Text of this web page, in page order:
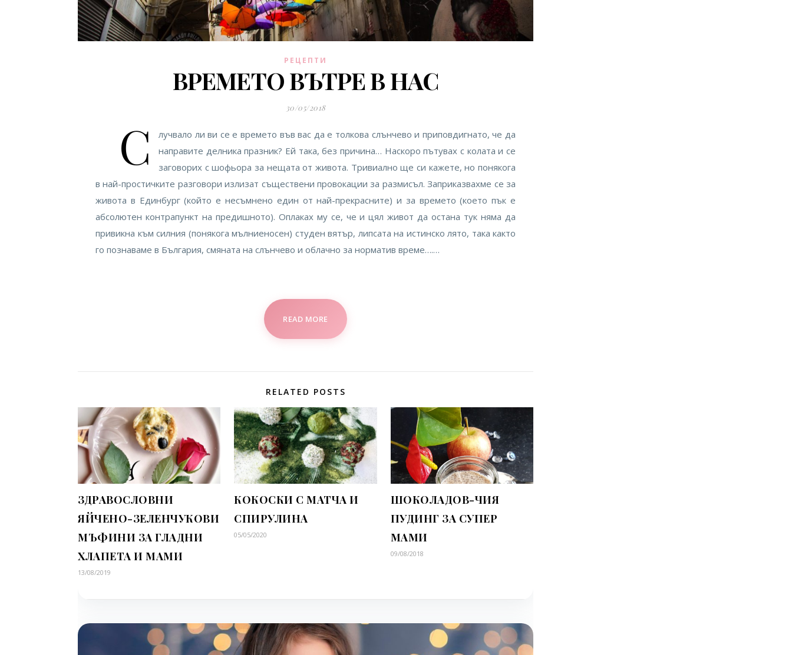
РЕЦЕПТИ
ВРЕМЕТО ВЪТРЕ В НАС
30/05/2018
С
лучвало ли ви се е времето във вас да е толкова слънчево и приповдигнато, че да
направите делника празник? Ей така, без причина… Наскоро пътувах с колата и се
заговорих с шофьора за нещата от живота. Тривиално ще си кажете, но понякога
в най-простичките разговори излизат съществени провокации за размисъл. Заприказвахме се за
живота в Единбург (който е несъмнено един от най-прекрасните) и за времето (което пък е
абсолютен контрапункт на предишното). Оплаках му се, че и цял живот да остана тук няма да
привикна към силния (понякога мълниеносен) студен вятър, липсата на истинско лято, така както
го познаваме в България, смяната на слънчево и облачно за норматив време….…
READ MORE
RELATED POSTS
ЗДРАВОСЛОВНИ
ЯЙЧЕНО-ЗЕЛЕНЧУКОВИ
МЪФИНИ ЗА ГЛАДНИ
ХЛАПЕТА И МАМИ
13/08/2019
КОКОСКИ С МАТЧА И
СПИРУЛИНА
05/05/2020
ШОКОЛАДОВ-ЧИЯ
ПУДИНГ ЗА СУПЕР
МАМИ
09/08/2018